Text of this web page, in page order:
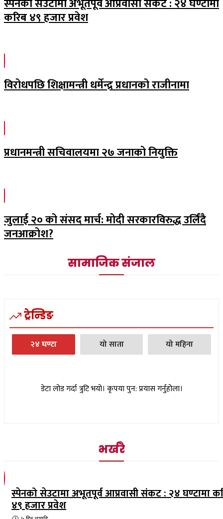
करिब ४९ हजार प्रवेश
विरोधपछि शिक्षामन्त्री धर्मेन्द्र प्रधानको राजीनामा
प्रधानमन्त्री सचिवालयमा २७ जनाको नियुक्ति
जुलाई २० को संसद मार्च: मोदी सरकारविरुद्ध उर्लिंदै
जनआक्रोश?
सामाजिक संजाल
ट्रेन्डिङ
२४ घण्टा यो साता यो महिना
डेटा लोड गर्दा त्रुटि भयो। कृपया पुन: प्रयास गर्नुहोला।
भर्खरै
स्पेनको सेउटामा अभूतपूर्व आप्रवासी संकट : २४ घण्टामा
४९ हजार प्रवेश